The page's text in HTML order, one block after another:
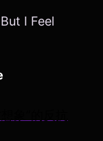
I Feel